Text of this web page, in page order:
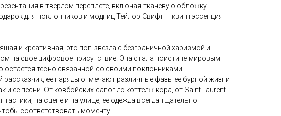
в твердом переплете, включая тканевую обложку
для поклонников и модниц Тейлор Свифт — квинтэссенция
и креативная, это поп-звезда с безграничной харизмой и
на свое цифровое присутствие. Она стала поистине мировым
тесно связанной со своими поклонниками.
рассказчик, ее наряды отмечают различные фазы ее бурной жизни
и ее песни. От ковбойских сапог до коттедж-кора, от Saint Laurent
на сцене и на улице, ее одежда всегда тщательно
соответствовать моменту.